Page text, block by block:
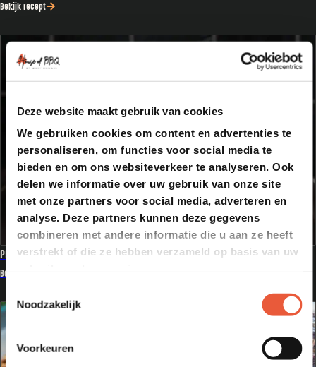
Deze website maakt gebruik van cookies
We gebruiken cookies om content en advertenties te
personaliseren, om functies voor social media te
bieden en om ons websiteverkeer te analyseren. Ook
delen we informatie over uw gebruik van onze site
met onze partners voor social media, adverteren en
analyse. Deze partners kunnen deze gegevens
combineren met andere informatie die u aan ze heeft
verstrekt of die ze hebben verzameld op basis van uw
Noodzakelijk
Voorkeuren
Bekijk recept
PICKLED VEGGIES
Bekijk recept